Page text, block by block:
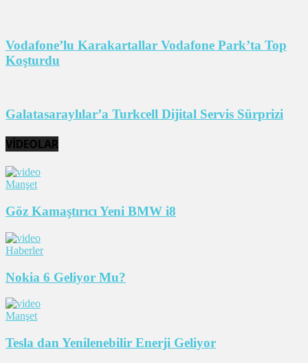
Vodafone’lu Karakartallar Vodafone Park’ta Top
Koşturdu
Galatasaraylılar’a Turkcell Dijital Servis Sürprizi
VİDEOLAR
Manşet
Göz Kamaştırıcı Yeni BMW i8
Haberler
Nokia 6 Geliyor Mu?
Manşet
Tesla dan Yenilenebilir Enerji Geliyor